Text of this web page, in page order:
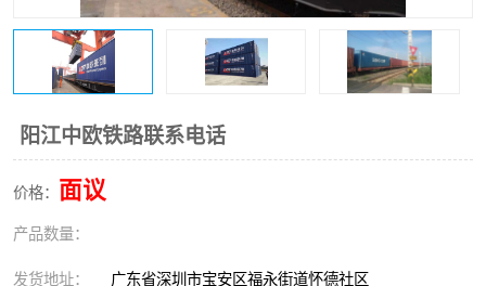
阳江中欧铁路联系电话
价格： 面议
产品数量：
发货地址： 广东省深圳市宝安区福永街道怀德社区